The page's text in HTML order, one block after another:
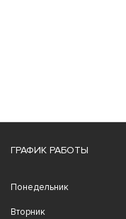
ГРАФИК РАБОТЫ
Понедельник
Вторник